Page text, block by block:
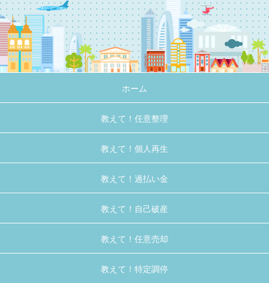
ホーム
教えて！任意整理
教えて！個人再生
教えて！過払い金
教えて！自己破産
教えて！任意売却
教えて！特定調停